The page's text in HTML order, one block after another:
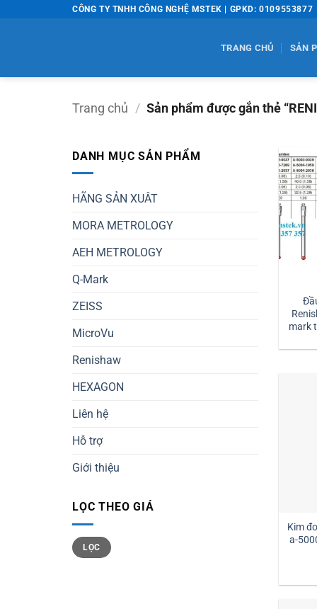
CÔNG TY TNHH CÔNG NGHỆ MSTEK | GPKD: 0109553877
TRANG CHỦ SẢN
Trang chủ / Sản phẩm được gắn thẻ
DANH MỤC SẢN PHẨM
HÃNG SẢN XUÂT
MORA METROLOGY
AEH METROLOGY
Q-Mark
ZEISS
MicroVu
Renishaw
HEXAGON
Liên hệ
Hỗ trợ
Giới thiệu
LỌC THEO GIÁ
Giá
tối
thiểu
Giá
tối
đa
LỌC
mark tm2-1030 đường kính
Kim
a-